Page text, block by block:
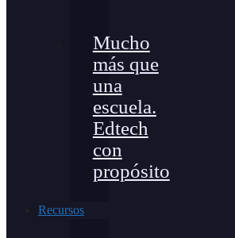
Mucho
más que
una
escuela.
Edtech
con
propósito
Recursos